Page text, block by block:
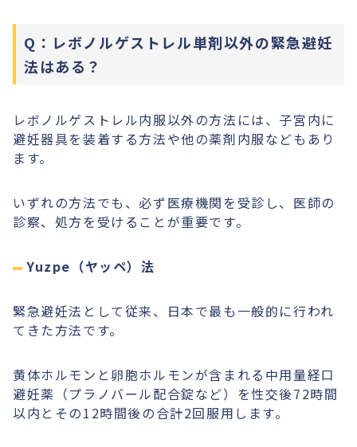
Q：レボノルゲストレル単剤以外の緊急避妊
法はある？
レボノルゲストレル内服以外の方法には、子宮内に
避妊器具を装着する方法や他の薬剤内服などもあり
ます。
いずれの方法でも、必ず医療機関を受診し、医師の
診察、処方を受けることが重要です。
Yuzpe（ヤッペ）法
緊急避妊法として従来、日本で最も一般的に行われ
てきた方法です。
黄体ホルモンと卵胞ホルモンが含まれる中用量経口
避妊薬（プラノバール配合錠など）を性交後72時間
以内とその12時間後の合計2回服用します。